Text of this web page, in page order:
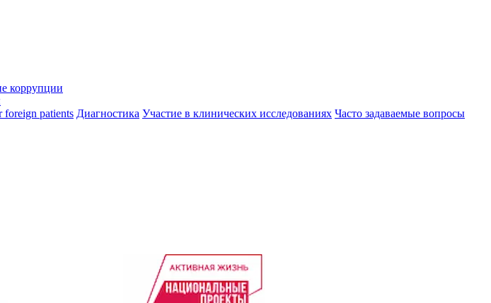
коррупции
patients Диагностика Участие в клинических исследованиях Часто задаваемые вопросы